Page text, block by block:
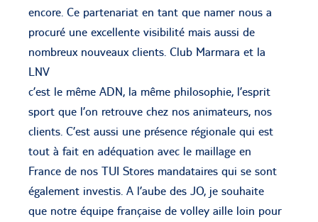
encore. Ce partenariat en tant que namer nous a
procuré une excellente visibilité mais aussi de
nombreux nouveaux clients. Club Marmara et la
LNV
c’est le même ADN, la même philosophie, l’esprit
sport que l’on retrouve chez nos animateurs, nos
clients. C’est aussi une présence régionale qui est
tout à fait en adéquation avec le maillage en
France de nos TUI Stores mandataires qui se sont
également investis. A l’aube des JO, je souhaite
que notre équipe française de volley aille loin pour